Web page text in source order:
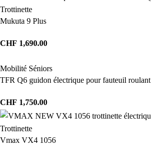
Trottinette
Mukuta 9 Plus
CHF 1,690.00
Mobilité Séniors
TFR Q6 guidon électrique pour fauteuil roulant
CHF 1,750.00
Trottinette
Vmax VX4 1056